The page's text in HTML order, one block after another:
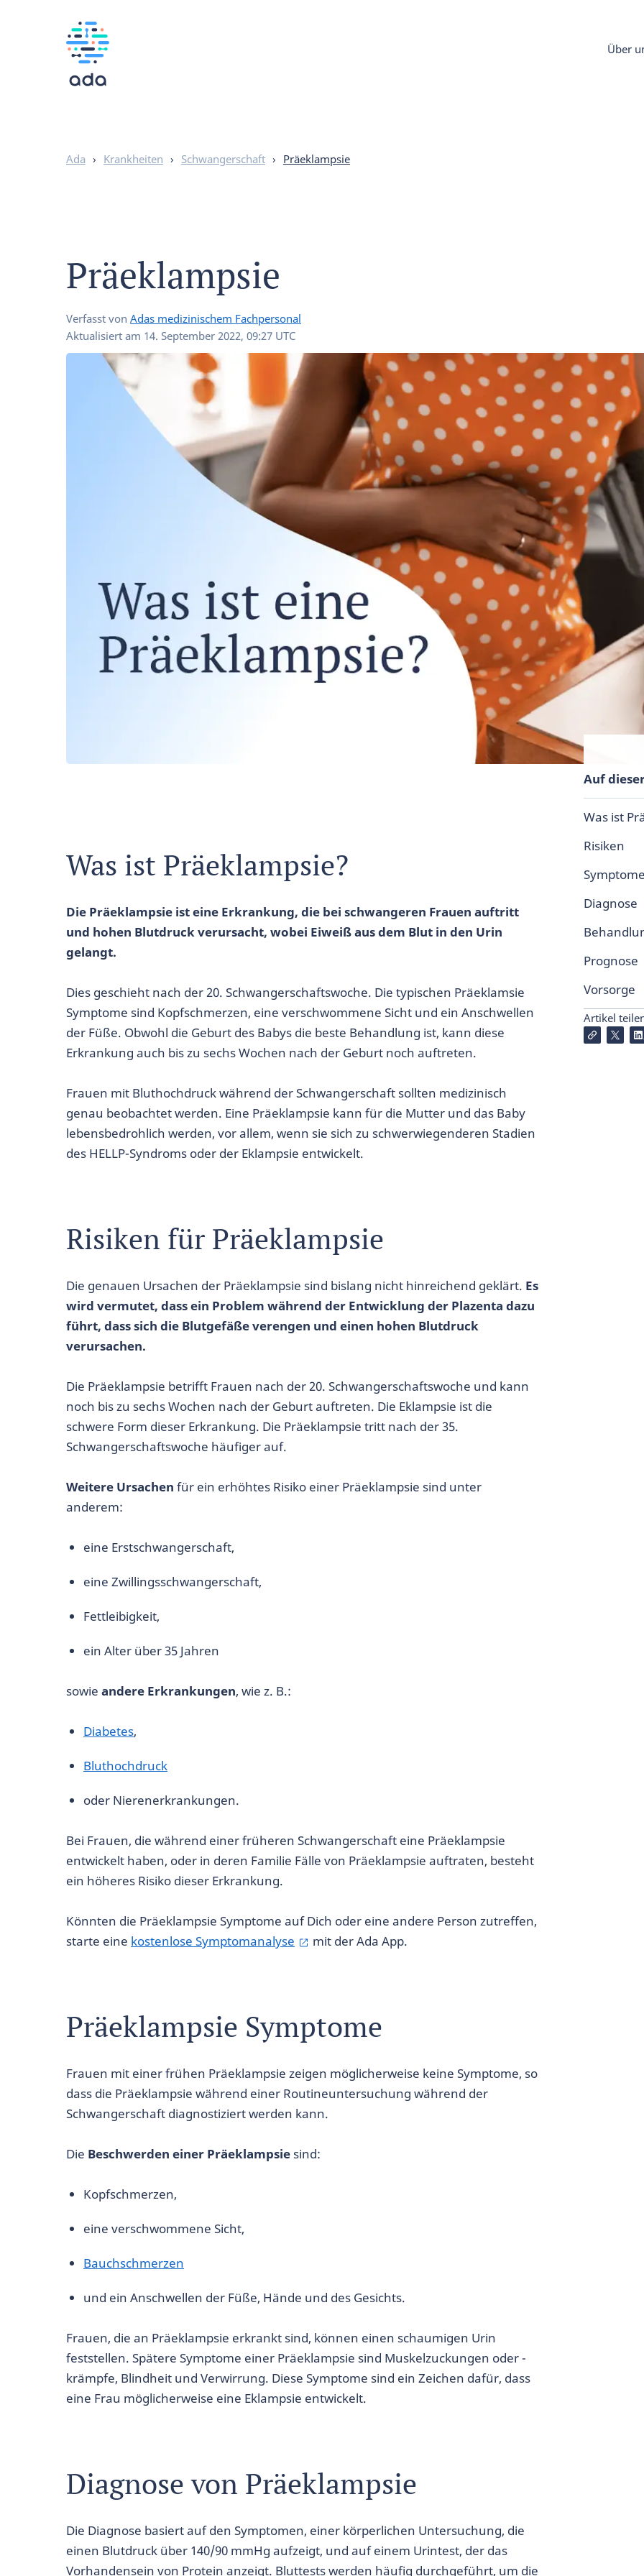
Über
Ada › Krankheiten › Schwangerschaft › Präeklampsie
Präeklampsie
Verfasst von Adas medizinischem Fachpersonal
Aktualisiert am 14. September 2022, 09:27 UTC
Auf
Was ist
Risiken
Diagnose
Prognose
Vorsorge
Artikel
Was ist Präeklampsie?
Die Präeklampsie ist eine Erkrankung, die bei schwangeren Frauen auftritt
und hohen Blutdruck verursacht, wobei Eiweiß aus dem Blut in den Urin
gelangt.
Dies geschieht nach der 20. Schwangerschaftswoche. Die typischen Präeklamsie
Symptome sind Kopfschmerzen, eine verschwommene Sicht und ein Anschwellen
der Füße. Obwohl die Geburt des Babys die beste Behandlung ist, kann diese
Erkrankung auch bis zu sechs Wochen nach der Geburt noch auftreten.
Frauen mit Bluthochdruck während der Schwangerschaft sollten medizinisch
genau beobachtet werden. Eine Präeklampsie kann für die Mutter und das Baby
lebensbedrohlich werden, vor allem, wenn sie sich zu schwerwiegenderen Stadien
des HELLP-Syndroms oder der Eklampsie entwickelt.
Risiken für Präeklampsie
Die genauen Ursachen der Präeklampsie sind bislang nicht hinreichend geklärt. Es
wird vermutet, dass ein Problem während der Entwicklung der Plazenta dazu
führt, dass sich die Blutgefäße verengen und einen hohen Blutdruck
verursachen.
Die Präeklampsie betrifft Frauen nach der 20. Schwangerschaftswoche und kann
noch bis zu sechs Wochen nach der Geburt auftreten. Die Eklampsie ist die
schwere Form dieser Erkrankung. Die Präeklampsie tritt nach der 35.
Schwangerschaftswoche häufiger auf.
Weitere Ursachen für ein erhöhtes Risiko einer Präeklampsie sind unter
anderem:
eine Erstschwangerschaft,
eine Zwillingsschwangerschaft,
Fettleibigkeit,
ein Alter über 35 Jahren
sowie andere Erkrankungen, wie z. B.:
Diabetes,
Bluthochdruck
oder Nierenerkrankungen.
Bei Frauen, die während einer früheren Schwangerschaft eine Präeklampsie
entwickelt haben, oder in deren Familie Fälle von Präeklampsie auftraten, besteht
ein höheres Risiko dieser Erkrankung.
Könnten die Präeklampsie Symptome auf Dich oder eine andere Person zutreffen,
starte eine kostenlose Symptomanalyse mit der Ada App.
Präeklampsie Symptome
Frauen mit einer frühen Präeklampsie zeigen möglicherweise keine Symptome, so
dass die Präeklampsie während einer Routineuntersuchung während der
Schwangerschaft diagnostiziert werden kann.
Die Beschwerden einer Präeklampsiesind:
Kopfschmerzen,
eine verschwommene Sicht,
Bauchschmerzen
und ein Anschwellen der Füße, Hände und des Gesichts.
Frauen, die an Präeklampsie erkrankt sind, können einen schaumigen Urin
feststellen. Spätere Symptome einer Präeklampsie sind Muskelzuckungen oder -
krämpfe, Blindheit und Verwirrung. Diese Symptome sind ein Zeichen dafür, dass
eine Frau möglicherweise eine Eklampsie entwickelt.
Diagnose von Präeklampsie
Die Diagnose basiert auf den Symptomen, einer körperlichen Untersuchung, die
einen Blutdruck über 140/90 mmHg aufzeigt, und auf einem Urintest, der das
Vorhandensein von Protein anzeigt. Bluttests werden häufig durchgeführt, um die